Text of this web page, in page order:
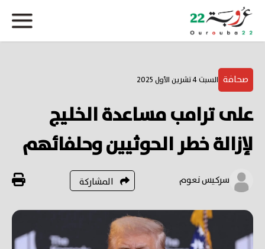
صحافة السبت 4 تشرين الأول 2025
على ترامب مساعدة الخليج
لإزالة خطر الحوثيين وحلفائهم
سركيس نعوم المشاركة